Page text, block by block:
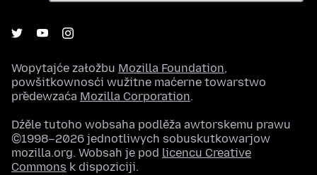
Wopytajće załožbu Mozilla Foundation,
powšitkownosći wužitne maćerne towarstwo
předewzaća Mozilla Corporation.
Dźěle tutoho wobsaha podlěža awtorskemu prawu
©1998–2026 jednotliwych sobuskutkowarjow
mozilla.org. Wobsah je pod licencu Creative
Commons k dispoziciji.